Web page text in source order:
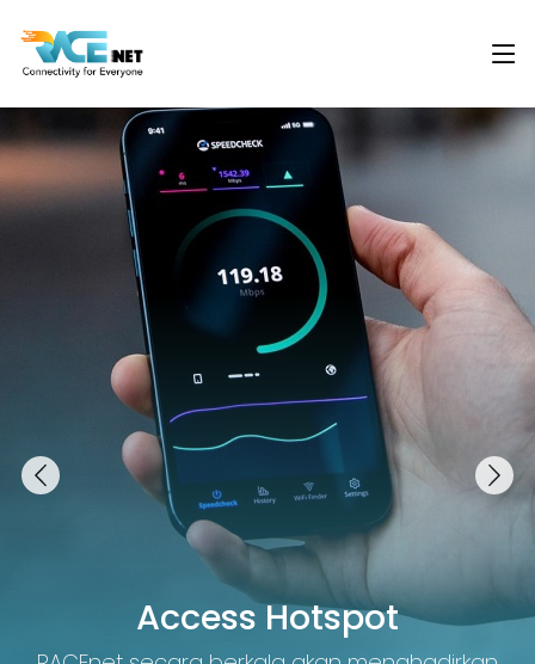
Access Hotspot
Previous Next